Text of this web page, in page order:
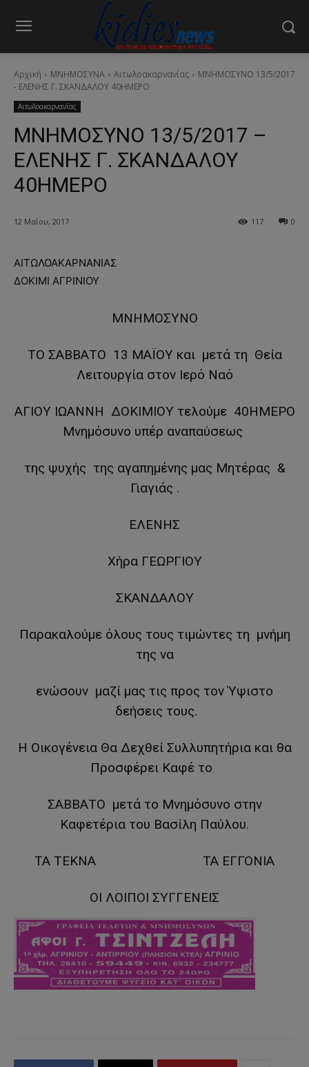
Αρχική ΜΝΗΜΟΣΥΝΑ Αιτωλοακαρνανίας
ΜΝΗΜΟΣΥΝΟ 13/5/2017
- ΕΛΕΝΗΣ Γ. ΣΚΑΝΔΑΛΟΥ 40ΗΜΕΡΟ
Αιτωλοακαρνανίας
ΜΝΗΜΟΣΥΝΟ 13/5/2017 –
ΕΛΕΝΗΣ Γ. ΣΚΑΝΔΑΛΟΥ
40ΗΜΕΡΟ
12 Μαΐου, 2017 0
117
ΑΙΤΩΛΟΑΚΑΡΝΑΝΙΑΣ
ΔΟΚΙΜΙ ΑΓΡΙΝΙΟΥ
ΜΝΗΜΟΣΥΝΟ
ΤΟ ΣΑΒΒΑΤΟ 13 ΜΑΪΟΥ και μετά τη Θεία
Λειτουργία στον Ιερό Ναό
ΑΓΙΟΥ ΙΩΑΝΝΗ ΔΟΚΙΜΙΟΥ τελούμε 40ΗΜΕΡΟ
Μνημόσυνο υπέρ αναπαύσεως
της ψυχής της αγαπημένης μας Μητέρας &
Γιαγιάς .
ΕΛΕΝΗΣ
Χήρα ΓΕΩΡΓΙΟΥ
ΣΚΑΝΔΑΛΟΥ
Παρακαλούμε όλους τους τιμώντες τη μνήμη
της να
ενώσουν μαζί μας τις προς τον Ύψιστο
δεήσεις τους.
Η Οικογένεια Θα Δεχθεί Συλλυπητήρια και θα
Προσφέρει Καφέ το
ΣΑΒΒΑΤΟ μετά το Μνημόσυνο στην
Καφετέρια του Βασίλη Παύλου.
ΤΑ ΤΕΚΝΑ ΤΑ ΕΓΓΟΝΙΑ
ΟΙ ΛΟΙΠΟΙ ΣΥΓΓΕΝΕΙΣ